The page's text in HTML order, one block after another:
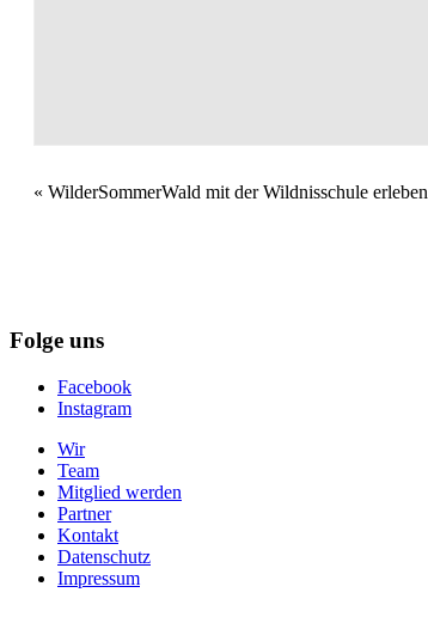
Veranstaltung
« WilderSommerWald mit der Wildnisschule erleben
Folge uns
Facebook
Instagram
Wir
Team
Mitglied werden
Partner
Kontakt
Datenschutz
Impressum